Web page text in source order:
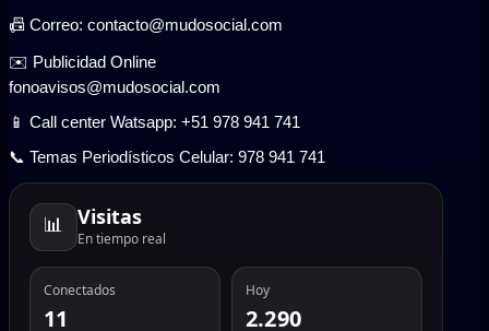
📠 Correo: contacto@mudosocial.com
✉️ Publicidad Online
fonoavisos@mudosocial.com
📱 Call center Watsapp: +51 978 941 741
📞 Temas Periodísticos Celular: 978 941 741
📊 Visitas
En tiempo real
Conectados
11
Hoy
2.290